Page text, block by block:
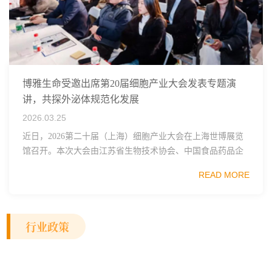
博雅生命受邀出席第20届细胞产业大会发表专题演
讲，共探外泌体规范化发展
2026.03.25
近日，2026第二十届（上海）细胞产业大会在上海世博展览
馆召开。本次大会由江苏省生物技术协会、中国食品药品企
范区生物医药行业协会、瑞士日内瓦长寿科学...
READ MORE
行业政策